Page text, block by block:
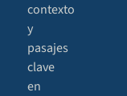
contexto
y
pasajes
clave
en